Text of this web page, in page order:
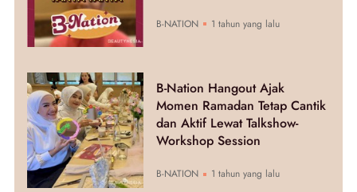
B-NATION 1 tahun yang lalu
B-Nation Hangout Ajak
Momen Ramadan Tetap Cantik
dan Aktif Lewat Talkshow-
Workshop Session
B-NATION 1 tahun yang lalu